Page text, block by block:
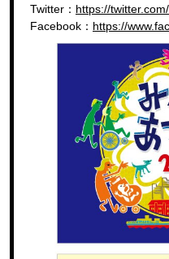
Twitter： https://
Facebook： https://